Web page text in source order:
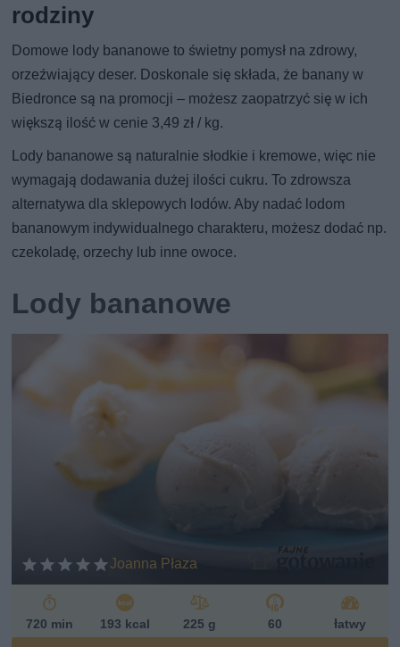
rodziny
Domowe lody bananowe to świetny pomysł na zdrowy,
orzeźwiający deser. Doskonale się składa, że banany w
Biedronce są na promocji – możesz zaopatrzyć się w ich
większą ilość w cenie 3,49 zł / kg.
Lody bananowe są naturalnie słodkie i kremowe, więc nie
wymagają dodawania dużej ilości cukru. To zdrowsza
alternatywa dla sklepowych lodów. Aby nadać lodom
bananowym indywidualnego charakteru, możesz dodać np.
czekoladę, orzechy lub inne owoce.
Lody bananowe
Joanna Płaza
720 min 193 kcal 225 g 60 łatwy